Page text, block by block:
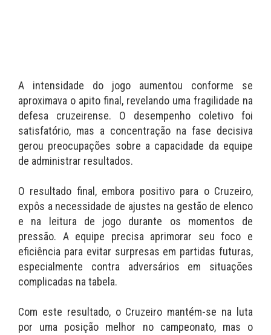
A intensidade do jogo aumentou conforme se
aproximava o apito final, revelando uma fragilidade na
defesa cruzeirense. O desempenho coletivo foi
satisfatório, mas a concentração na fase decisiva
gerou preocupações sobre a capacidade da equipe
de administrar resultados.
O resultado final, embora positivo para o Cruzeiro,
expôs a necessidade de ajustes na gestão de elenco
e na leitura de jogo durante os momentos de
pressão. A equipe precisa aprimorar seu foco e
eficiência para evitar surpresas em partidas futuras,
especialmente contra adversários em situações
complicadas na tabela.
Com este resultado, o Cruzeiro mantém-se na luta
por uma posição melhor no campeonato, mas o